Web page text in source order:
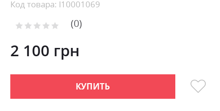
the
gallery
Код товара: l10001069
Рейтинг: 0
2 100 грн
КУПИТЬ